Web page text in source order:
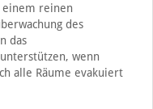
einem reinen
des
das
wenn
alle Räume evakuiert